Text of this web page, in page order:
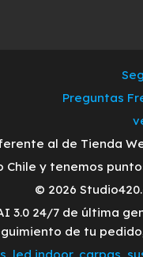
Preguntas
al de Tienda
Chile y tenemos
© 2026
3.0 24/7 de última
de tu